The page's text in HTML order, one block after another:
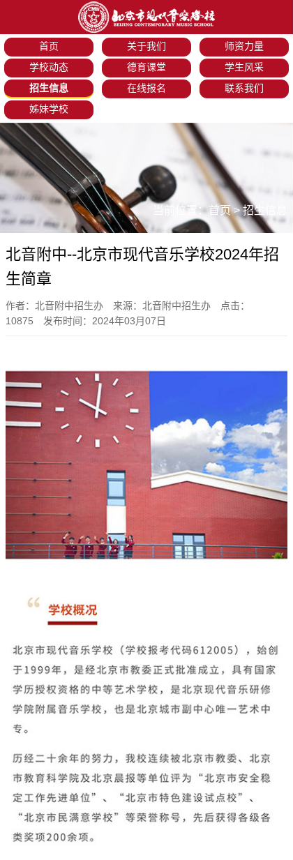
首页 关于我们
师资力量
学校动态
德育课堂
学生风采
招生信息
在线报名
联系我们
姊妹学校
当前位置： 首页>招生信息
北音附中--北京市现代音乐学校2024年招
生简章
作者：北音附中招生办 来源：北音附中招生办 点击：
10875 发布时间：2024年03月07日